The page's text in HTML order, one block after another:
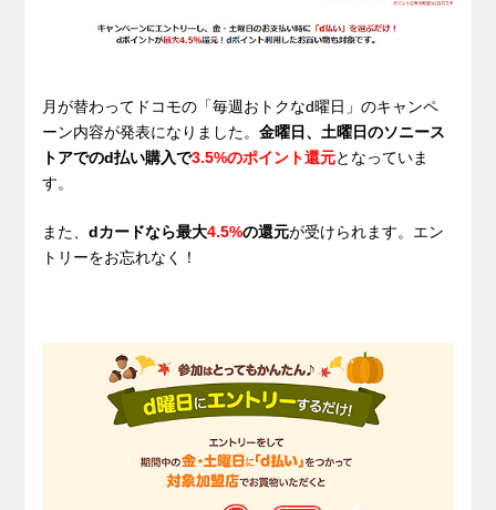
月が替わってドコモの「毎週おトクなd曜日」のキャンペ
ーン内容が発表になりました。金曜日、土曜日のソニース
トアでのd払い購入で3.5%のポイント還元となっていま
す。
また、dカードなら最大4.5%の還元が受けられます。エン
トリーをお忘れなく！